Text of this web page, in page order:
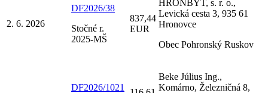
2. 6. 2026
DF2026/38
Stočné r.
2025-MŠ
837,44
EUR
HRONBYT, s. r. o.,
Levická cesta 3, 935 61
Hronovce
Obec Pohronský Ruskov
DF2026/1021
Beke Július Ing.,
Komárno, Železničná 8,